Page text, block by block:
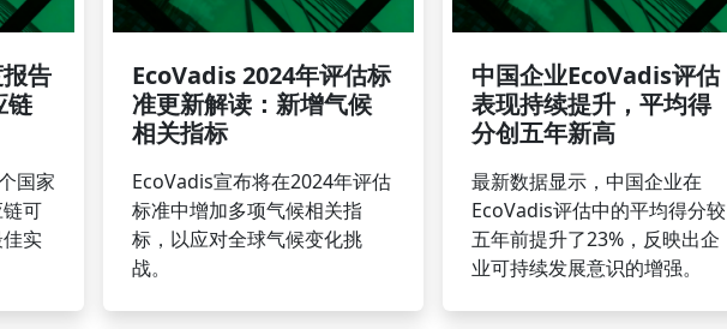
告
链
国家
可
实
EcoVadis 2024年评估标
准更新解读：新增气候
相关指标
EcoVadis宣布将在2024年评估
标准中增加多项气候相关指
标，以应对全球气候变化挑
战。
中国企业EcoVadis评估
表现持续提升，平均得
分创五年新高
最新数据显示，中国企业在
EcoVadis评估中的平均得分较
五年前提升了23%，反映出企
业可持续发展意识的增强。